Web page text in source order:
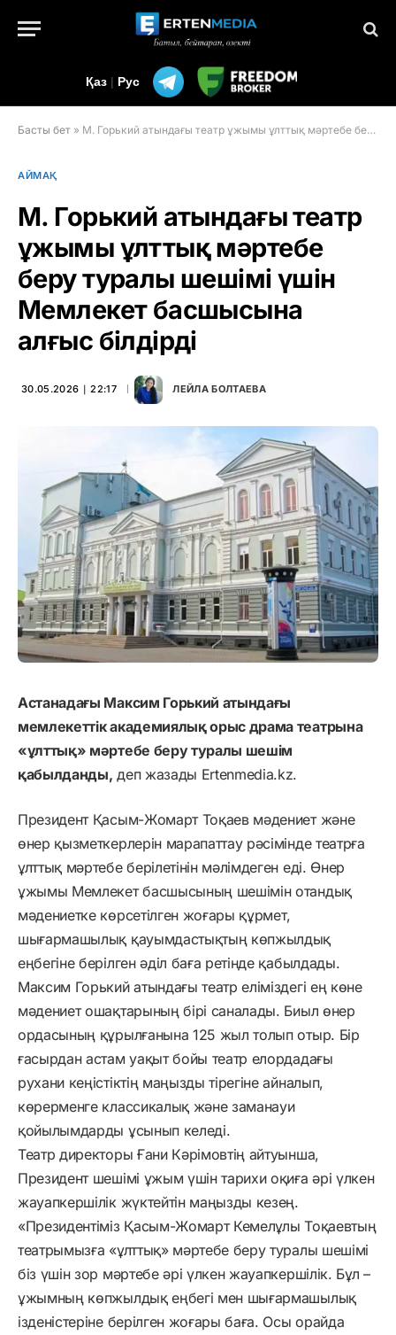
Қаз | Рус
Басты бет » М. Горький атындағы театр ұжымы ұлттық мәртебе беру туралы шешімі үшін Мемлекет басшысына алғыс білдірді
АЙМАҚ
М. Горький атындағы театр
ұжымы ұлттық мәртебе
беру туралы шешімі үшін
Мемлекет басшысына
алғыс білдірді
30.05.2026 ∣ 22:17 ЛЕЙЛА БОЛТАЕВА
Астанадағы Максим Горький атындағы
мемлекеттік академиялық орыс драма театрына
«ұлттық» мәртебе беру туралы шешім
қабылданды, деп жазады Ertenmedia.kz.
Президент Қасым-Жомарт Тоқаев мәдениет және
өнер қызметкерлерін марапаттау рәсімінде театрға
ұлттық мәртебе берілетінін мәлімдеген еді. Өнер
ұжымы Мемлекет басшысының шешімін отандық
мәдениетке көрсетілген жоғары құрмет,
шығармашылық қауымдастықтың көпжылдық
еңбегіне берілген әділ баға ретінде қабылдады.
Максим Горький атындағы театр еліміздегі ең көне
мәдениет ошақтарының бірі саналады. Биыл өнер
ордасының құрылғанына 125 жыл толып отыр. Бір
ғасырдан астам уақыт бойы театр елордадағы
рухани кеңістіктің маңызды тірегіне айналып,
көрерменге классикалық және заманауи
қойылымдарды ұсынып келеді.
Театр директоры Ғани Кәрімовтің айтуынша,
Президент шешімі ұжым үшін тарихи оқиға әрі үлкен
жауапкершілік жүктейтін маңызды кезең.
«Президентіміз Қасым-Жомарт Кемелұлы Тоқаевтың
театрымызға «ұлттық» мәртебе беру туралы шешімі
біз үшін зор мәртебе әрі үлкен жауапкершілік. Бұл –
ұжымның көпжылдық еңбегі мен шығармашылық
ізденістеріне берілген жоғары баға. Осы орайда